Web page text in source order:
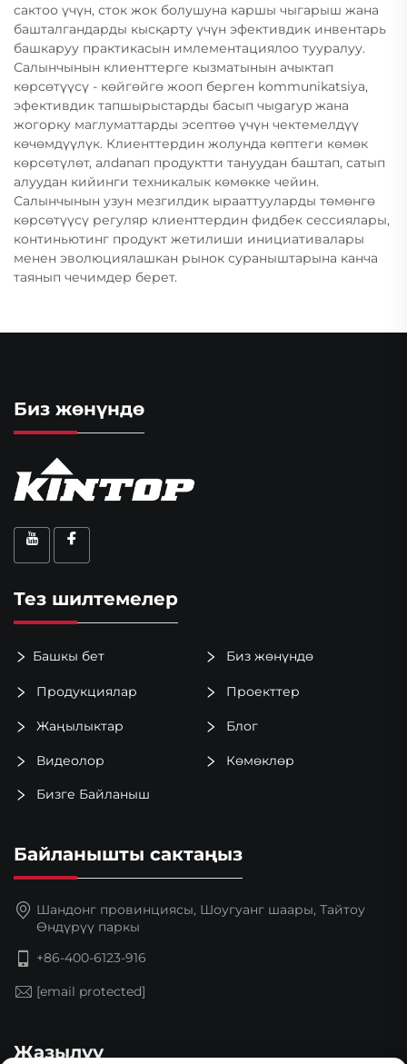
сактоо үчүн, сток жок болушуна каршы чыгарыш жана
башталгандарды кысқарту үчүн эфективдик инвентарь
башкаруу практикасын имлементациялоо тууралуу.
Салынчынын клиенттерге кызматынын ачыктап
көрсөтүүсү - көйгөйгө жооп берген kommunikatsiya,
эфективдик тапшырыстарды басып чыgaryp жана
жогорку маглуматтарды эсептөө үчүн чектемелдүү
көчөмдүүлүк. Клиенттердин жолунда көптеги көмөк
көрсөтүлөт, алdanaп продуктти тануудан баштап, сатып
алуудан кийинги техникалык көмөкке чейин.
Салынчынын узун мезгилдик ырааттууларды төмөнгө
көрсөтүүсү регуляр клиенттердин фидбек сессиялары,
континьютинг продукт жетилиши инициативалары
менен эволюциялашкан рынок сураныштарына канча
таянып чечимдер берет.
Биз жөнүндө
Тез шилтемелер
Башкы бет Биз жөнүндө
Продукциялар Проекттер
Жаңылыктар Блог
Видеолор Көмөклөр
Бизге Байланыш
Байланышты сактаңыз
Шандонг провинциясы, Шоугуанг шаары, Тайтоу
Өндүрүү паркы
+86-400-6123-916
[email protected]
Жазылуу